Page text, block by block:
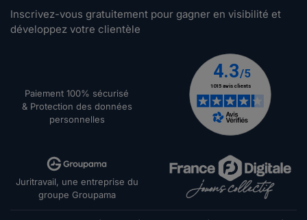
Inscrivez-vous gratuitement pour gagner en visibilité et
développez votre clientèle
Paiement 100% sécurisé
& Protection des données
personnelles
Juritravail, une entreprise du
groupe Groupama